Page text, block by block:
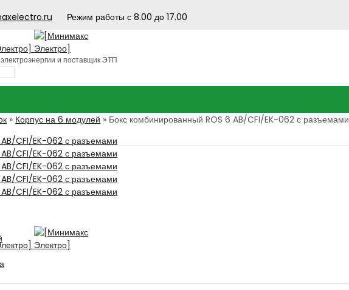
Режим работы с 8.00 до 17.00
и поставщик ЭТП
» Корпус на 6 модулей » Бокс комбинированный ROS 6 AB/CFI/EK-062 с разъемами